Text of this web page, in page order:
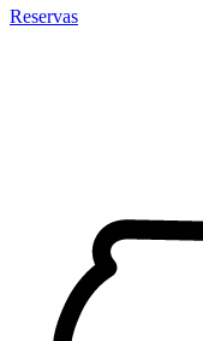
Reservas